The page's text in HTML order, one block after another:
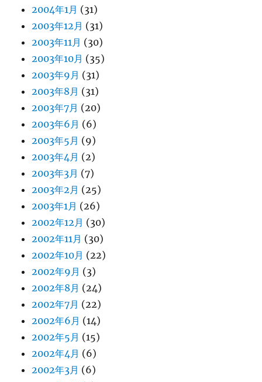
2004年1月 (31)
2003年12月 (31)
2003年11月 (30)
2003年10月 (35)
2003年9月 (31)
2003年8月 (31)
2003年7月 (20)
2003年6月 (6)
2003年5月 (9)
2003年4月 (2)
2003年3月 (7)
2003年2月 (25)
2003年1月 (26)
2002年12月 (30)
2002年11月 (30)
2002年10月 (22)
2002年9月 (3)
2002年8月 (24)
2002年7月 (22)
2002年6月 (14)
2002年5月 (15)
2002年4月 (6)
2002年3月 (6)